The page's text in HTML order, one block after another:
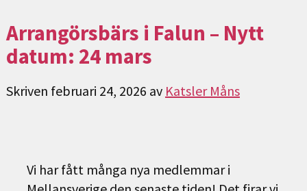
Arrangörsbärs i Falun – Nytt
datum: 24 mars
Skriven februari 24, 2026 av Katsler Måns
Vi har fått många nya medlemmar i